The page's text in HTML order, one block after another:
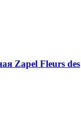
Zapel Fleurs des